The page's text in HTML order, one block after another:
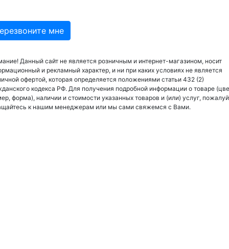
Данный сайт не является розничным и интернет-магазином, носит
и рекламный характер, и ни при каких условиях не является
офертой, которая определяется положениями статьи 432 (2)
кодекса РФ. Для получения подробной информации о товаре
форма), наличии и стоимости указанных товаров и (или) услуг,
к нашим менеджерам или мы сами свяжемся с Вами.